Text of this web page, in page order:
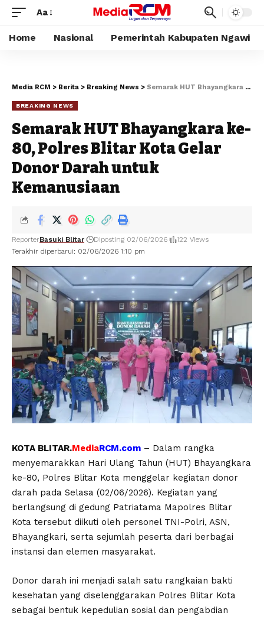
Aa
Home Nasional Pemerintah Kabupaten Ngawi
Media RCM > Berita > Breaking News > Semarak HUT Bhayangkara ke-80, Polres Blitar Kota Gelar Donor Darah untuk Kemanusiaan
BREAKING NEWS
Semarak HUT Bhayangkara ke-
80, Polres Blitar Kota Gelar
Donor Darah untuk
Kemanusiaan
Terakhir diperbarui: 02/06/2026 1:10 pm
ReporterBasuki Blitar Diposting 02/06/2026 122 Views
KOTA BLITAR.MediaRCM.com – Dalam rangka
menyemarakkan Hari Ulang Tahun (HUT) Bhayangkara
ke-80, Polres Blitar Kota menggelar kegiatan donor
darah pada Selasa (02/06/2026). Kegiatan yang
berlangsung di gedung Patriatama Mapolres Blitar
Kota tersebut diikuti oleh personel TNI-Polri, ASN,
Bhayangkari, serta sejumlah peserta dari berbagai
instansi dan elemen masyarakat.
Donor darah ini menjadi salah satu rangkaian bakti
kesehatan yang diselenggarakan Polres Blitar Kota
sebagai bentuk kepedulian sosial dan pengabdian